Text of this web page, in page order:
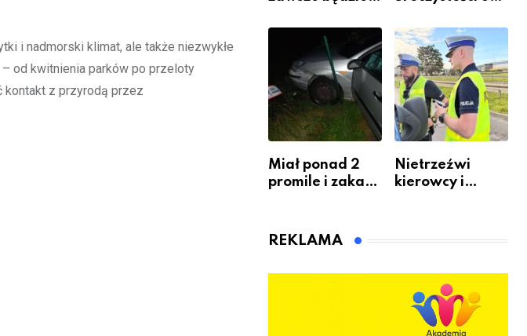
i nadmorski klimat, ale także niezwykłe
od kwitnienia parków po przeloty
kontakt z przyrodą przez
krawiectwo
zawodem
przyszłości i
gdzie się go
nauczyć?
wybuchu
Powstania
Warszawskiego
Miał ponad 2
promile i zakaz
kierownicę w
Nietrzeźwi
kierowcy i
REKLAMA